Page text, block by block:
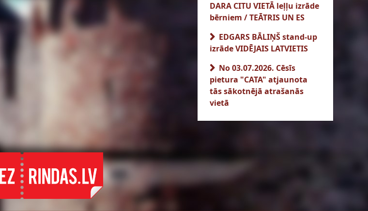
DARA CITU VIETĀ leļļu izrāde
bērniem / TEĀTRIS UN ES
EDGARS BĀLIŅŠ stand-up
izrāde VIDĒJAIS LATVIETIS
No 03.07.2026. Cēsīs
pietura "CATA" atjaunota
tās sākotnējā atrašanās
vietā